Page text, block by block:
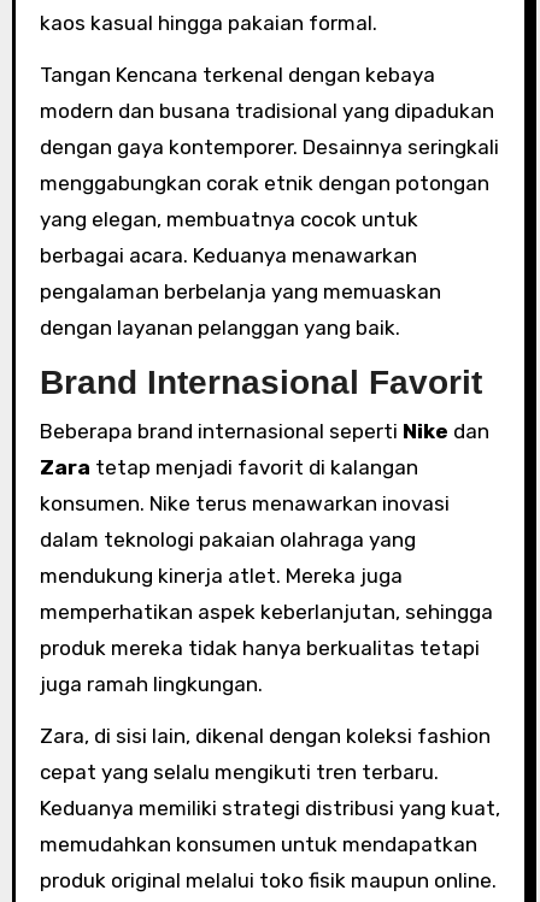
kaos kasual hingga pakaian formal.
Tangan Kencana terkenal dengan kebaya
modern dan busana tradisional yang dipadukan
dengan gaya kontemporer. Desainnya seringkali
menggabungkan corak etnik dengan potongan
yang elegan, membuatnya cocok untuk
berbagai acara. Keduanya menawarkan
pengalaman berbelanja yang memuaskan
dengan layanan pelanggan yang baik.
Brand Internasional Favorit
Beberapa brand internasional seperti Nike dan
Zara tetap menjadi favorit di kalangan
konsumen. Nike terus menawarkan inovasi
dalam teknologi pakaian olahraga yang
mendukung kinerja atlet. Mereka juga
memperhatikan aspek keberlanjutan, sehingga
produk mereka tidak hanya berkualitas tetapi
juga ramah lingkungan.
Zara, di sisi lain, dikenal dengan koleksi fashion
cepat yang selalu mengikuti tren terbaru.
Keduanya memiliki strategi distribusi yang kuat,
memudahkan konsumen untuk mendapatkan
produk original melalui toko fisik maupun online.